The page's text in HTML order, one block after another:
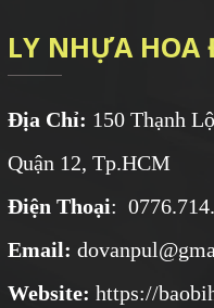
LY NHỰA HOA
Địa Chỉ: 150 Thạnh
Quận 12, Tp.HCM
Điện Thoại:
Email:
Website: https://